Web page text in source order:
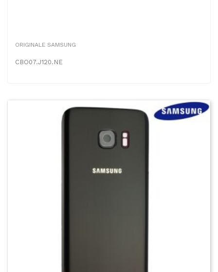
ORIGINALE SAMSUNG
CBO07.J120.NE